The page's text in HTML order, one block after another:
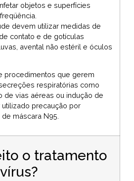
objetos e superfícies
devem utilizar medidas de
contato e de gotículas
avental não estéril e óculos
procedimentos que gerem
respiratórias como
de vias aéreas ou indução de
precaução por
máscara N95.
o tratamento